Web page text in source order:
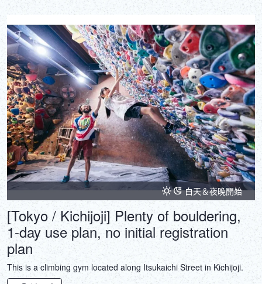
白天＆夜晚開始
[Tokyo / Kichijoji] Plenty of bouldering,
1-day use plan, no initial registration
plan
This is a climbing gym located along Itsukaichi Street in Kichijoji.